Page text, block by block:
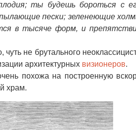
ты будешь бороться с
пески; зеленеющие
в тысяче форм, и
не брутального
архитектурных визионеров.
похожа на построенную
храм.